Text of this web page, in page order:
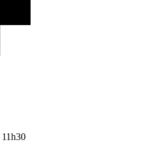
11h30